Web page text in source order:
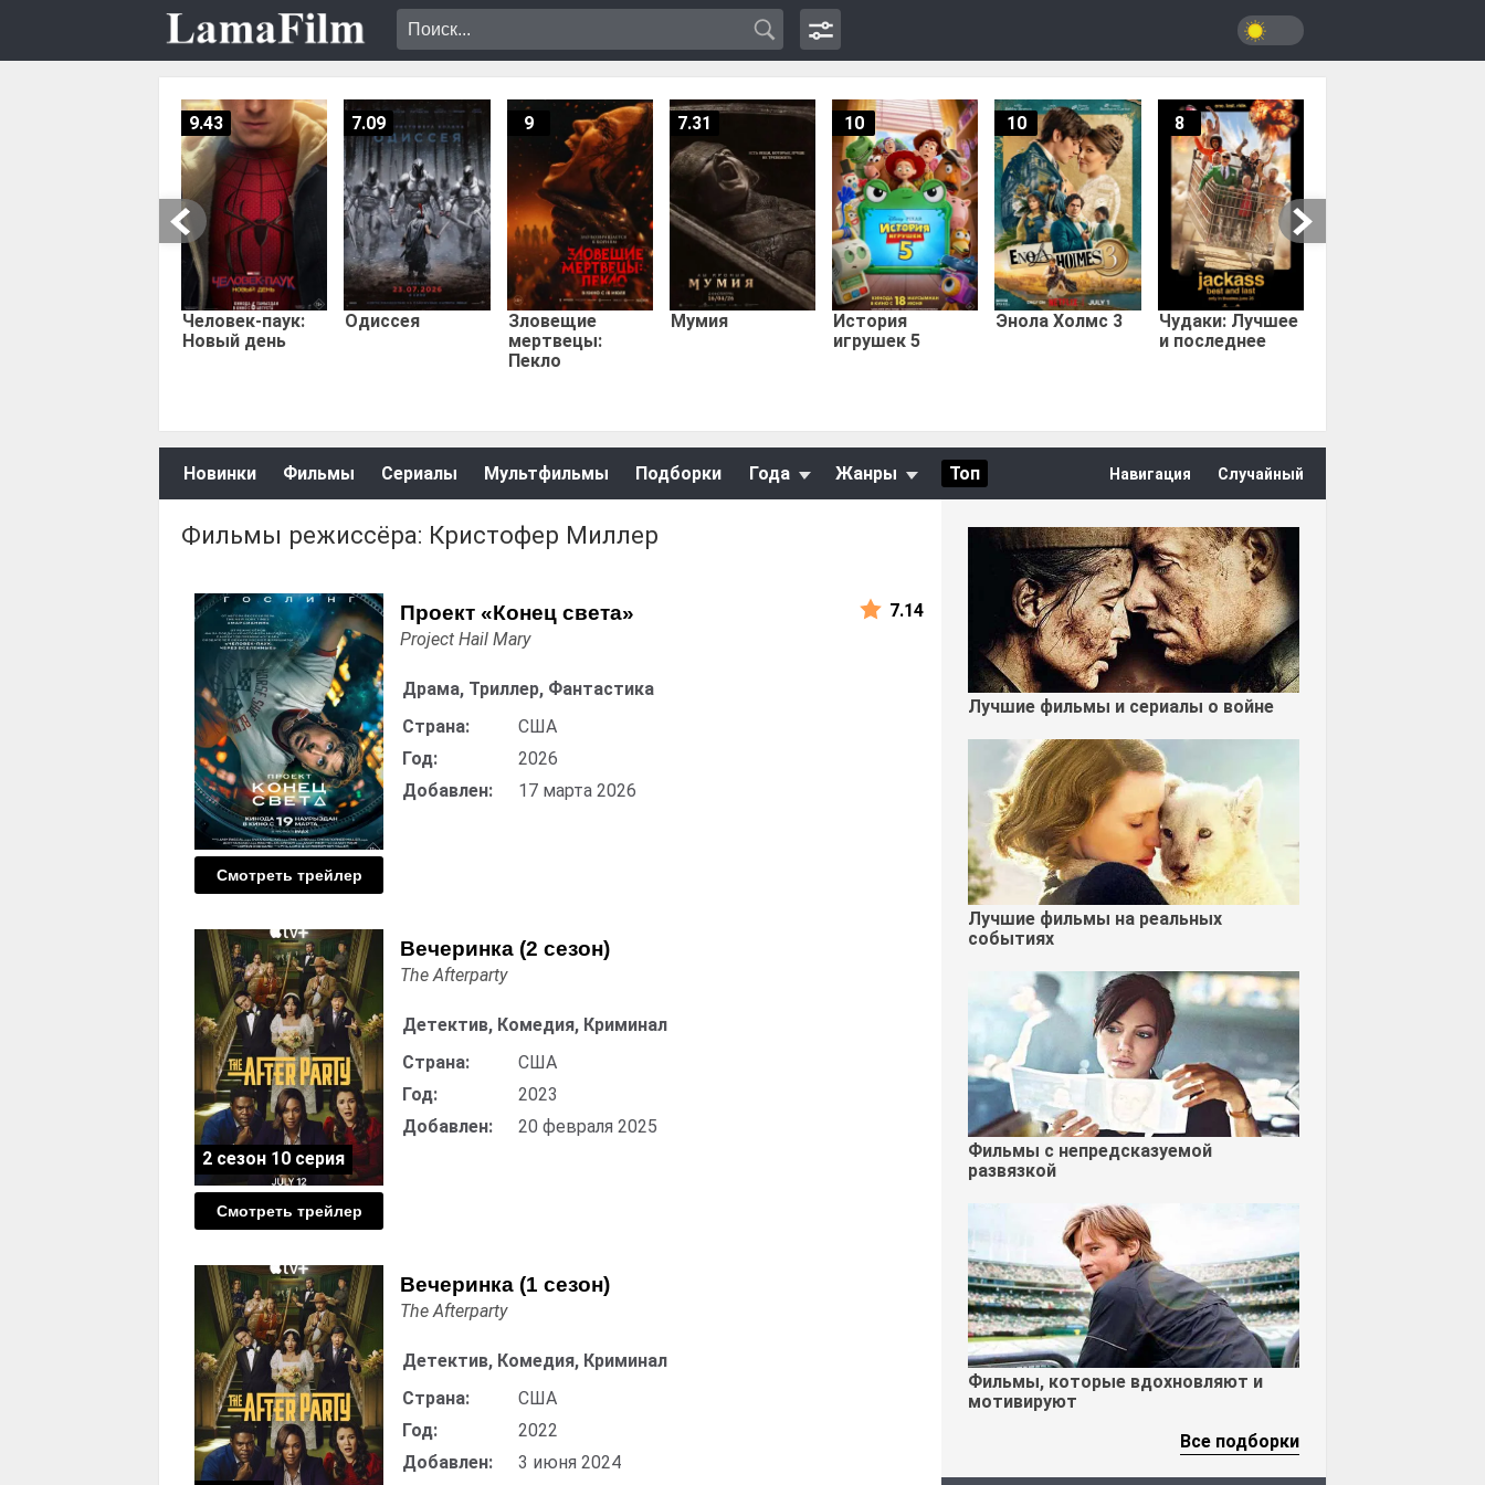
Человек-паук:
Новый день
9.43
Одиссея
7.09
Зловещие
мертвецы:
Пекло
9
Мумия
7.31
История
игрушек 5
10
Энола Холмс 3
10
Чудаки: Лучшее
и последнее
8
Новинки Фильмы Сериалы Мультфильмы Подборки Года Жанры Топ Навигация Случайный
Фильмы режиссёра: Кристофер Миллер
Проект «Конец света»
Смотреть трейлер
Project Hail Mary
Драма, Триллер, Фантастика
Страна:
США
Год:
2026
Добавлен:
17 марта 2026
7.14
Вечеринка (2 сезон)
Смотреть трейлер
The Afterparty
Детектив, Комедия, Криминал
Страна:
США
Год:
2023
Добавлен:
20 февраля 2025
2 сезон 10 серия
Вечеринка (1 сезон)
The Afterparty
Детектив, Комедия, Криминал
Страна:
США
Год:
2022
Добавлен:
3 июня 2024
Лучшие фильмы и сериалы о войне
Лучшие фильмы на реальных
событиях
Фильмы с непредсказуемой
развязкой
Фильмы, которые вдохновляют и
мотивируют
Все подборки